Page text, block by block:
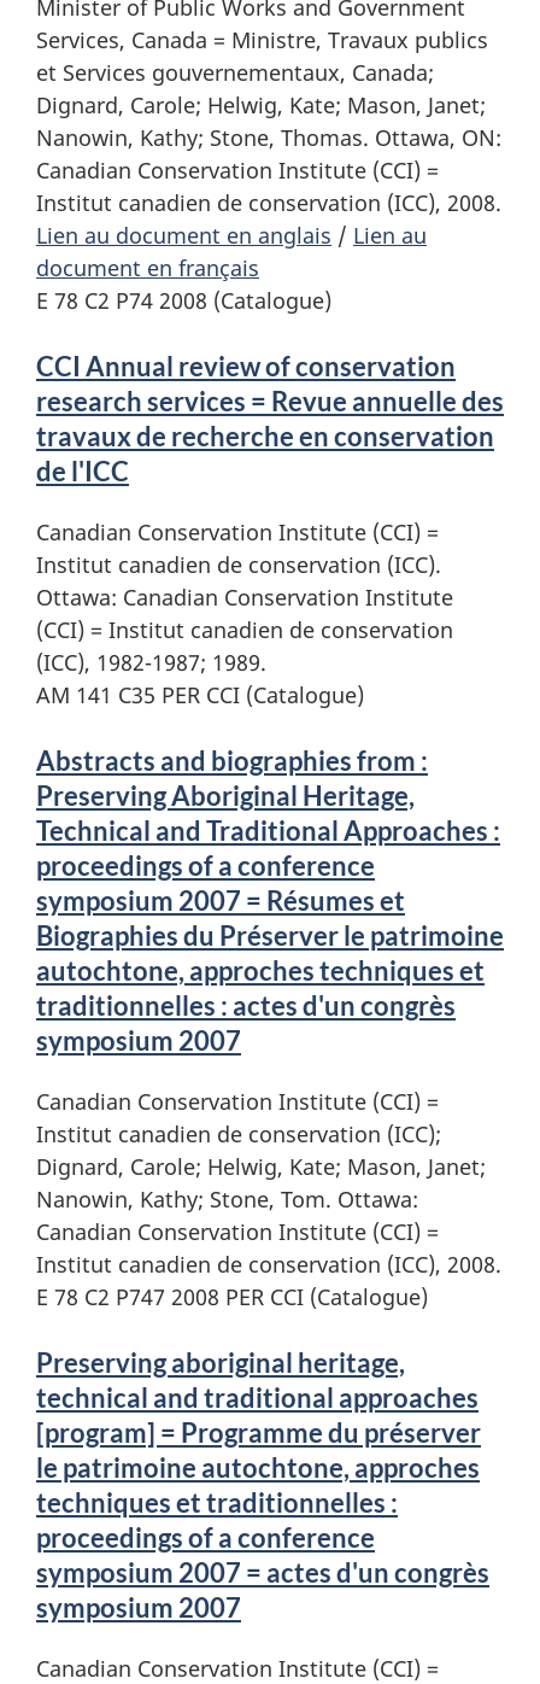
Minister of Public Works and Government
Services, Canada = Ministre, Travaux publics
et Services gouvernementaux, Canada;
Dignard, Carole; Helwig, Kate; Mason, Janet;
Nanowin, Kathy; Stone, Thomas. Ottawa, ON:
Canadian Conservation Institute (CCI) =
Institut canadien de conservation (ICC), 2008.
Lien au document en anglais / Lien au
document en français
E 78 C2 P74 2008 (Catalogue)
CCI Annual review of conservation
research services = Revue annuelle des
travaux de recherche en conservation
de l'ICC
Canadian Conservation Institute (CCI) =
Institut canadien de conservation (ICC).
Ottawa: Canadian Conservation Institute
(CCI) = Institut canadien de conservation
(ICC), 1982-1987; 1989.
AM 141 C35 PER CCI (Catalogue)
Abstracts and biographies from :
Preserving Aboriginal Heritage,
Technical and Traditional Approaches :
proceedings of a conference
symposium 2007 = Résumes et
Biographies du Préserver le patrimoine
autochtone, approches techniques et
traditionnelles : actes d'un congrès
symposium 2007
Canadian Conservation Institute (CCI) =
Institut canadien de conservation (ICC);
Dignard, Carole; Helwig, Kate; Mason, Janet;
Nanowin, Kathy; Stone, Tom. Ottawa:
Canadian Conservation Institute (CCI) =
Institut canadien de conservation (ICC), 2008.
E 78 C2 P747 2008 PER CCI (Catalogue)
Preserving aboriginal heritage,
technical and traditional approaches
[program] = Programme du préserver
le patrimoine autochtone, approches
techniques et traditionnelles :
proceedings of a conference
symposium 2007 = actes d'un congrès
symposium 2007
Canadian Conservation Institute (CCI) =